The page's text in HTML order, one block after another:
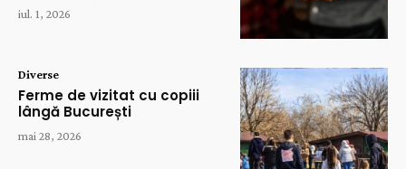
iul. 1, 2026
Diverse
Ferme de vizitat cu copiii
lângă București
mai 28, 2026